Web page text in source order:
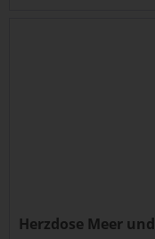
Herzdose Meer